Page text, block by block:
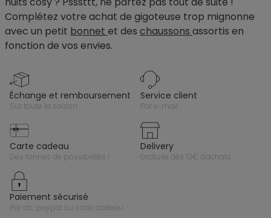
Complétez votre achat de gigoteuse trop mignonne
avec un petit bonnet et des chaussons assortis en
fonction de vos envies.
échange et remboursement
sur toute la saison
service client
par e-mail
carte cadeau
des tonnes de possibilités !
delivery
gratuite dès 10€ d'achats
paiement sécurisé
par cb, paypal ou carte cadeau